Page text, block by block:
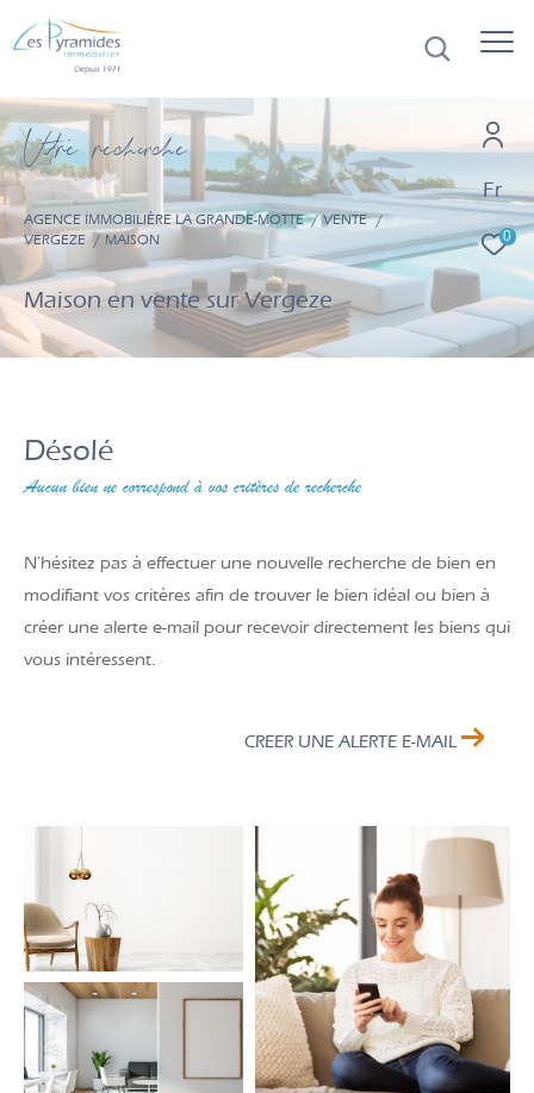
Fr
0
Vore recece
AGENCE IMMOBILIÈRE LA GRANDE-MOTTE
VENTE
VERGEZE
MAISON
Maison en vente sur Vergeze
Désolé
Aucun bien ne correspond à vos critères de recherche
N'hésitez pas à effectuer une nouvelle recherche de bien en
modifiant vos critères afin de trouver le bien idéal ou bien à
créer une alerte e-mail pour recevoir directement les biens qui
vous intéressent.
CREER UNE ALERTE E-MAIL